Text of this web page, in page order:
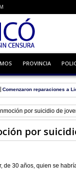
PROVINCIA
Comenzaron reparaciones a
por suicidio de
por
de 30 años, quien se